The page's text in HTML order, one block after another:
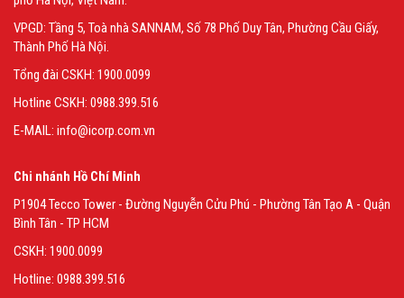
VPGD: Tầng 5, Toà nhà SANNAM, Số 78 Phố Duy Tân, Phường Cầu Giấy,
Thành Phố Hà Nội.
Tổng đài CSKH: 1900.0099
Hotline CSKH: 0988.399.516
E-MAIL: info@icorp.com.vn
Chi nhánh Hồ Chí Minh
P1904 Tecco Tower - Đường Nguyễn Cửu Phú - Phường Tân Tạo A - Quận
Bình Tân - TP HCM
CSKH: 1900.0099
Hotline: 0988.399.516
Tôi đã đọc và xác nhận
liệu cá nhân
Tôi đã đọc và xác nhận